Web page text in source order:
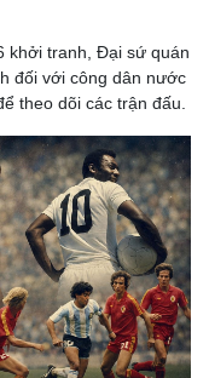
khởi tranh, Đại sứ quán
đối với công dân nước
theo dõi các trận đấu.